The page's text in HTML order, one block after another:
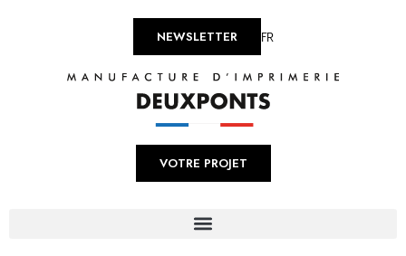
NEWSLETTER FR
VOTRE PROJET